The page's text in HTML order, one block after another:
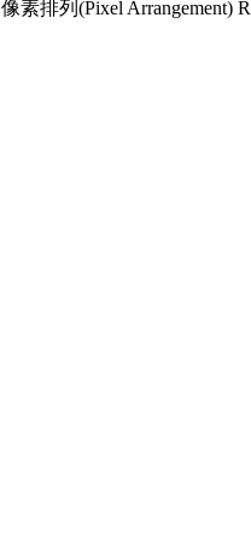
素排列(Pixel Arrangement)